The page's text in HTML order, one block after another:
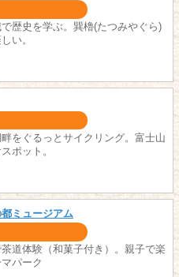
歴史を学ぶ。巽櫓(たつみやぐら)
い。
をぐるっとサイクリング。富士山
ポット。
ミュージアム
道体験（和菓子付き）。親子で楽
パーク